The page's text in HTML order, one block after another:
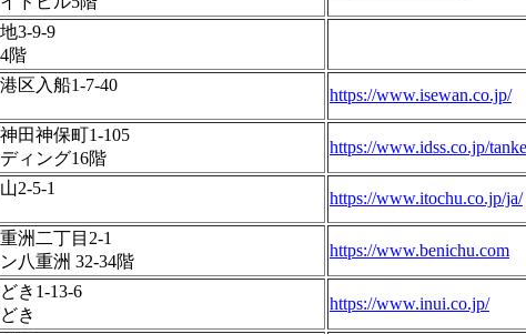
3-9-9
階
区入船1-7-40
https://www.isewan.co.jp/
田神保町1-105
ィング16階
https://www.idss.co.jp/
2-5-1
https://www.itochu.co.jp/ja/
洲二丁目2-1
八重洲 32-34階
https://www.benichu.com
き1-13-6
き
https://www.inui.co.jp/